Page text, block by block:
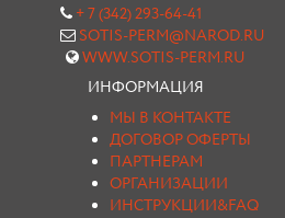
+ 7 (342) 293-64-41
SOTIS-PERM@NAROD.RU
WWW.SOTIS-PERM.RU
ИНФОРМАЦИЯ
МЫ В КОНТАКТЕ
ДОГОВОР ОФЕРТЫ
ПАРТНЕРАМ
ОРГАНИЗАЦИИ
ИНСТРУКЦИИ&FAQ